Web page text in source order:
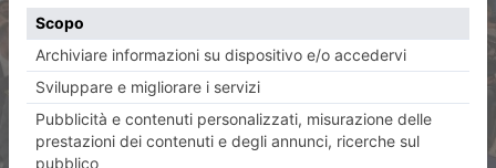
Informazione e presunzione di
innocenza: il convegno della
Polizia di Stato